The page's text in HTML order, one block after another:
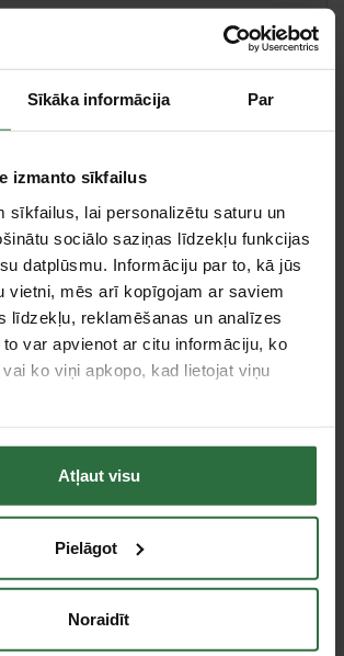
Sīkāka informācija Par
izmanto sīkfailus
sīkfailus, lai personalizētu saturu un
sociālo saziņas līdzekļu funkcijas
datplūsmu. Informāciju par to, kā jūs
vietni, mēs arī kopīgojam ar saviem
līdzekļu, reklamēšanas un analīzes
var apvienot ar citu informāciju, ko
ko viņi apkopo, kad lietojat viņu
Atļaut visu
Pielāgot
Noraidīt
ir pieejama
šo preci, tāpat interesējās par...
list.